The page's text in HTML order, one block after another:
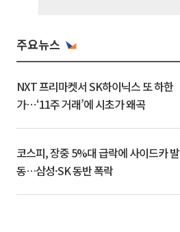
주요뉴스
NXT 프리마켓서 SK하이닉스 또 하한
가⋯‘11주 거래’에 시초가 왜곡
코스피, 장중 5%대 급락에 사이드카 발
동…삼성·SK 동반 폭락